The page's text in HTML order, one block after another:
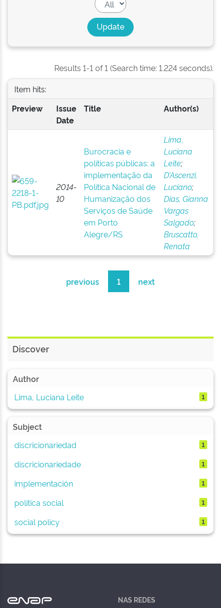
Results 1-1 of 1 (Search time: 1.224 seconds).
Item hits:
Preview
Issue
Date
Title Author(s)
2014-
10
Burocracia e
políticas públicas: a
implementação da
Política Nacional de
Humanização dos
Serviços de Saúde
em Porto
Alegre/RS
Lima,
Luciana
Leite;
D’Ascenzi,
Luciano;
Dias, Gianna
Vargas
Salgado;
Bruscatto,
Renata
previous 1 next
Discover
Author
Lima, Luciana Leite
1
Subject
discricionariedad
1
discricionariedade 1
implementación 1
política social 1
social policy 1
NAS REDES